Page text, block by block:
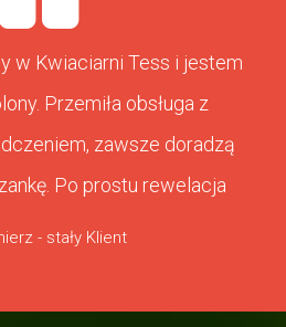
w Kwiaciarni Tess i jestem
Przemiła obsługa z
zawsze doradzą
Po prostu rewelacja
- stały Klient